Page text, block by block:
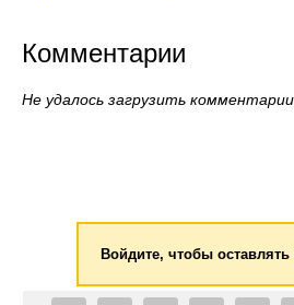
Комментарии
Не удалось загрузить комментарии
Войдите, чтобы